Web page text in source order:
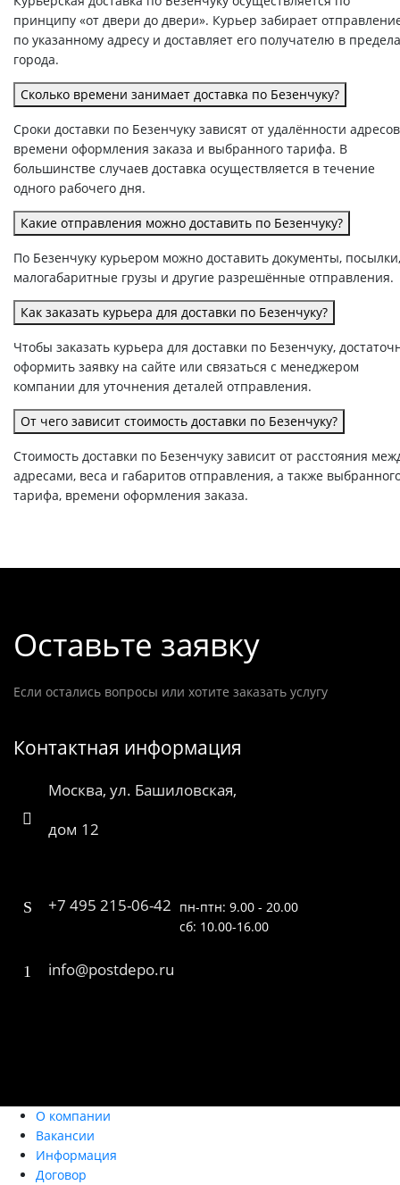
принципу «от двери до двери». Курьер забирает
по указанному адресу и доставляет его получателю в
города.
Сколько времени занимает доставка по Безенчуку?
Сроки доставки по Безенчуку зависят от удалённости
времени оформления заказа и выбранного тарифа. В
большинстве случаев доставка осуществляется в течение
одного рабочего дня.
Какие отправления можно доставить по Безенчуку?
По Безенчуку курьером можно доставить документы, посылки,
малогабаритные грузы и другие разрешённые отправления.
Как заказать курьера для доставки по Безенчуку?
Чтобы заказать курьера для доставки по Безенчуку,
оформить заявку на сайте или связаться с менеджером
компании для уточнения деталей отправления.
От чего зависит стоимость доставки по Безенчуку?
Стоимость доставки по Безенчуку зависит от расстояния
адресами, веса и габаритов отправления, а также
тарифа, времени оформления заказа.
Оставьте заявку
Если остались вопросы или хотите заказать услугу
Контактная информация
Москва, ул. Башиловская,
дом 12
+7 495 215-06-42 пн-птн: 9.00 - 20.00
сб: 10.00-16.00
info@postdepo.ru
О компании
Вакансии
Информация
Договор